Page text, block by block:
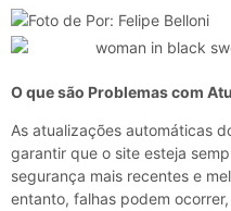
O que são Problemas com
As atualizações automáticas
garantir que o site esteja
segurança mais recentes e
entanto, falhas podem